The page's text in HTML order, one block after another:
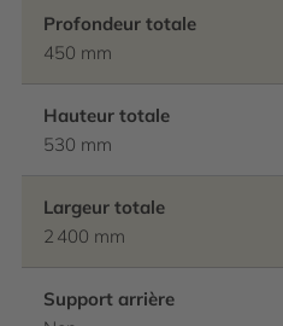
Profondeur totale
450 mm
Hauteur totale
530 mm
Largeur totale
2 400 mm
Support arrière